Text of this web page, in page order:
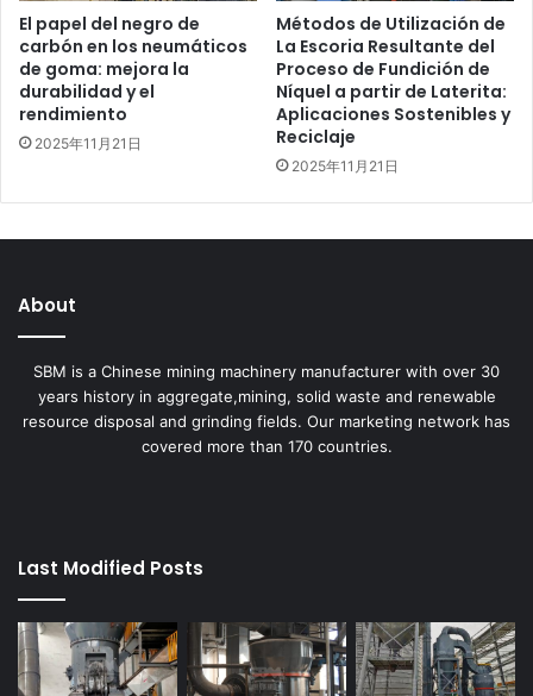
El papel del negro de
carbón en los neumáticos
de goma: mejora la
durabilidad y el
rendimiento
2025年11月21日
Métodos de Utilización de
La Escoria Resultante del
Proceso de Fundición de
Níquel a partir de Laterita:
Aplicaciones Sostenibles y
Reciclaje
2025年11月21日
About
SBM is a Chinese mining machinery manufacturer with over 30
years history in aggregate,mining, solid waste and renewable
resource disposal and grinding fields. Our marketing network has
covered more than 170 countries.
Last Modified Posts